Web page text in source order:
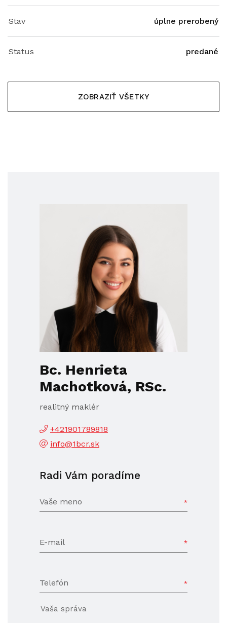
Stav úplne prerobený
Status predané
ZOBRAZIŤ VŠETKY
Bc. Henrieta
Machotková, RSc.
realitný maklér
+421901789818
info@1bcr.sk
Radi Vám poradíme
Vaše meno
E-mail
Telefón